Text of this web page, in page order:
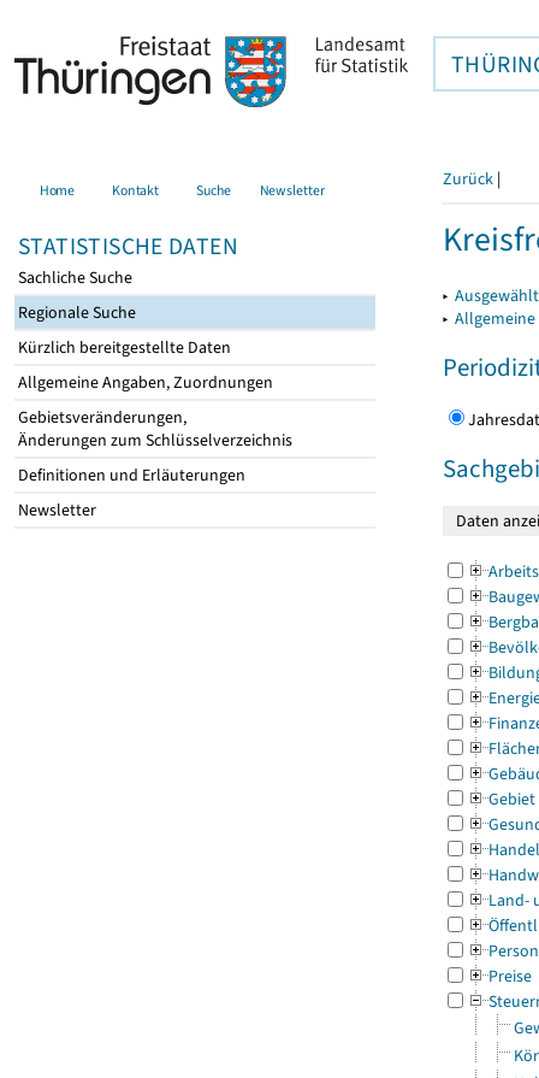
Home Kontakt Suche Newsletter
STATISTISCHE DATEN
Sachliche Suche
Regionale Suche
Kürzlich bereitgestellte Daten
Allgemeine Angaben, Zuordnungen
Gebietsveränderungen,
Änderungen zum Schlüsselverzeichnis
Definitionen und Erläuterungen
Newsletter
Zurück |
▸
▸
Gebiet
Land-
Preise